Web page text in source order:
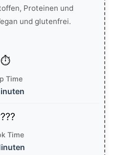
Proteinen und
und glutenfrei.
Time
Time